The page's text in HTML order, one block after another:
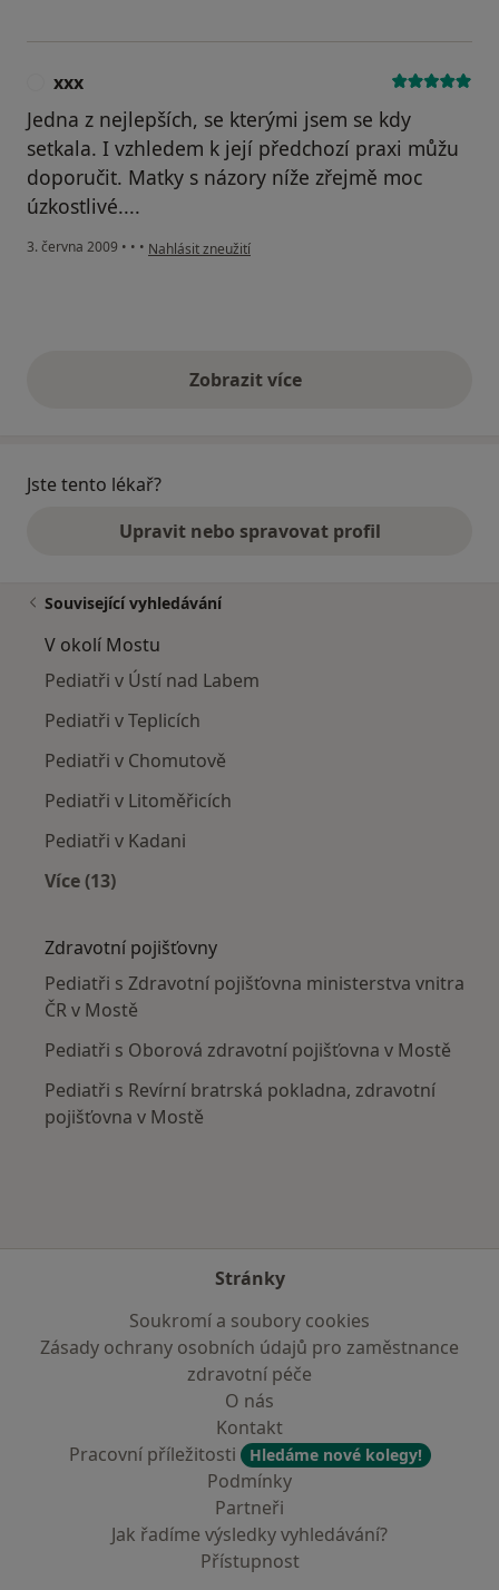
xxx
Jedna z nejlepších, se kterými jsem se kdy
setkala. I vzhledem k její předchozí praxi můžu
doporučit. Matky s názory níže zřejmě moc
úzkostlivé....
3. června 2009 • • • podle názoru uživatele xxx
Nahlásit zneužití
Zobrazit vícevýše uvedené názory
Jste tento lékař?
Upravit nebo spravovat profil
Související vyhledávání
V okolí Mostu
Pediatři v Ústí nad Labem
Pediatři v Teplicích
Pediatři v Chomutově
Pediatři v Litoměřicích
Pediatři v Kadani
Více (13)
Zdravotní pojišťovny
Pediatři s Zdravotní pojišťovna ministerstva vnitra
ČR v Mostě
Pediatři s Oborová zdravotní pojišťovna v Mostě
Pediatři s Revírní bratrská pokladna, zdravotní
pojišťovna v Mostě
Stránky
Soukromí a soubory cookies
Zásady ochrany osobních údajů pro zaměstnance
zdravotní péče
O nás
Kontakt
Pracovní příležitosti
Hledáme nové kolegy!
Podmínky
Partneři
Jak řadíme výsledky vyhledávání?
Přístupnost